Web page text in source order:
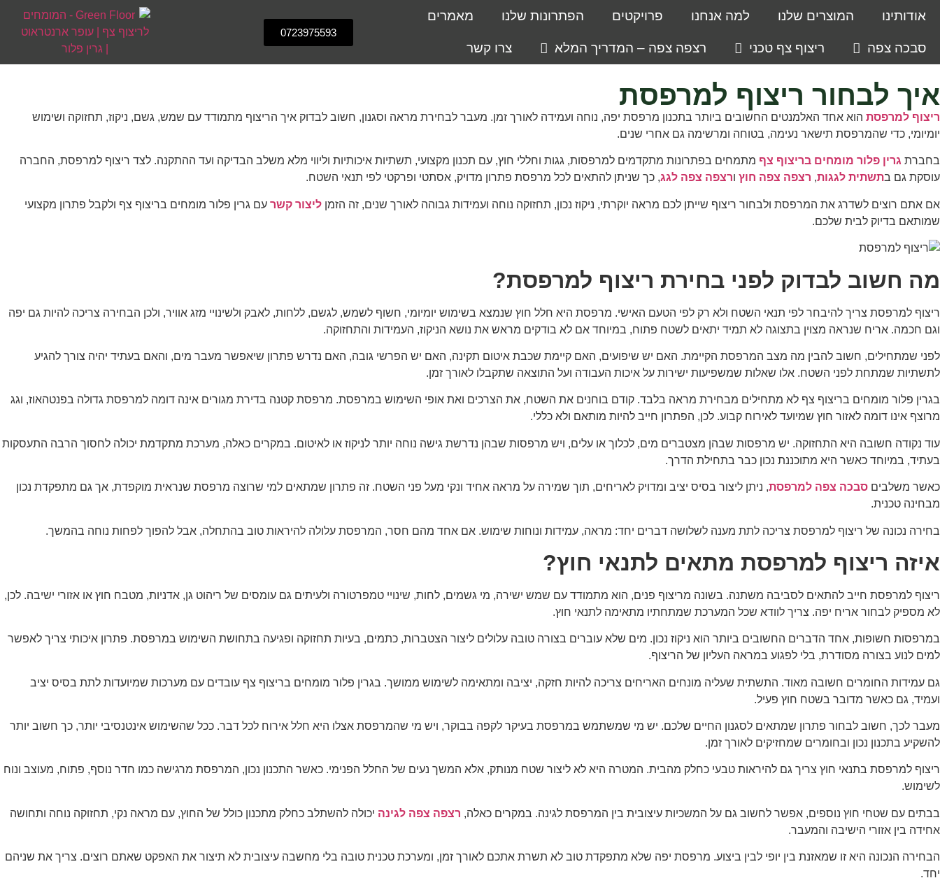
אודותינו המוצרים שלנו למה אנחנו פרויקטים הפתרונות שלנו מאמרים
סבכה צפה ריצוף צף טכני רצפה צפה – המדריך המלא צרו קשר
0723975593
איך לבחור ריצוף למרפסת
ריצוף למרפסת הוא אחד האלמנטים החשובים ביותר בתכנון מרפסת יפה, נוחה ועמידה לאורך זמן. מעבר לבחירת מראה וסגנון, חשוב לבדוק איך הריצוף מתמודד עם שמש, גשם, ניקוז, תחזוקה ושימוש
יומיומי, כדי שהמרפסת תישאר נעימה, בטוחה ומרשימה גם אחרי שנים.
בחברת גרין פלור מומחים בריצוף צף מתמחים בפתרונות מתקדמים למרפסות, גגות וחללי חוץ, עם תכנון מקצועי, תשתיות איכותיות וליווי מלא משלב הבדיקה ועד ההתקנה. לצד ריצוף למרפסת, החברה
עוסקת גם בתשתית לגגות, רצפה צפה חוץ ורצפה צפה לגג, כך שניתן להתאים לכל מרפסת פתרון מדויק, אסתטי ופרקטי לפי תנאי השטח.
אם אתם רוצים לשדרג את המרפסת ולבחור ריצוף שייתן לכם מראה יוקרתי, ניקוז נכון, תחזוקה נוחה ועמידות גבוהה לאורך שנים, זה הזמן ליצור קשר עם גרין פלור מומחים בריצוף צף ולקבל פתרון מקצועי
שמותאם בדיוק לבית שלכם.
מה חשוב לבדוק לפני בחירת ריצוף למרפסת?
ריצוף למרפסת צריך להיבחר לפי תנאי השטח ולא רק לפי הטעם האישי. מרפסת היא חלל חוץ שנמצא בשימוש יומיומי, חשוף לשמש, לגשם, ללחות, לאבק ולשינויי מזג אוויר, ולכן הבחירה צריכה להיות גם יפה
וגם חכמה. אריח שנראה מצוין בתצוגה לא תמיד יתאים לשטח פתוח, במיוחד אם לא בודקים מראש את נושא הניקוז, העמידות והתחזוקה.
לפני שמתחילים, חשוב להבין מה מצב המרפסת הקיימת. האם יש שיפועים, האם קיימת שכבת איטום תקינה, האם יש הפרשי גובה, האם נדרש פתרון שיאפשר מעבר מים, והאם בעתיד יהיה צורך להגיע
לתשתיות שמתחת לפני השטח. אלו שאלות שמשפיעות ישירות על איכות העבודה ועל התוצאה שתקבלו לאורך זמן.
בגרין פלור מומחים בריצוף צף לא מתחילים מבחירת מראה בלבד. קודם בוחנים את השטח, את הצרכים ואת אופי השימוש במרפסת. מרפסת קטנה בדירת מגורים אינה דומה למרפסת גדולה בפנטהאוז, וגג
מרוצף אינו דומה לאזור חוץ שמיועד לאירוח קבוע. לכן, הפתרון חייב להיות מותאם ולא כללי.
עוד נקודה חשובה היא התחזוקה. יש מרפסות שבהן מצטברים מים, לכלוך או עלים, ויש מרפסות שבהן נדרשת גישה נוחה יותר לניקוז או לאיטום. במקרים כאלה, מערכת מתקדמת יכולה לחסוך הרבה התעסקות
בעתיד, במיוחד כאשר היא מתוכננת נכון כבר בתחילת הדרך.
כאשר משלבים סבכה צפה למרפסת, ניתן ליצור בסיס יציב ומדויק לאריחים, תוך שמירה על מראה אחיד ונקי מעל פני השטח. זה פתרון שמתאים למי שרוצה מרפסת שנראית מוקפדת, אך גם מתפקדת נכון
מבחינה טכנית.
בחירה נכונה של ריצוף למרפסת צריכה לתת מענה לשלושה דברים יחד: מראה, עמידות ונוחות שימוש. אם אחד מהם חסר, המרפסת עלולה להיראות טוב בהתחלה, אבל להפוך לפחות נוחה בהמשך.
איזה ריצוף למרפסת מתאים לתנאי חוץ?
ריצוף למרפסת חייב להתאים לסביבה משתנה. בשונה מריצוף פנים, הוא מתמודד עם שמש ישירה, מי גשמים, לחות, שינויי טמפרטורה ולעיתים גם עומסים של ריהוט גן, אדניות, מטבח חוץ או אזורי ישיבה. לכן,
לא מספיק לבחור אריח יפה. צריך לוודא שכל המערכת שמתחתיו מתאימה לתנאי חוץ.
במרפסות חשופות, אחד הדברים החשובים ביותר הוא ניקוז נכון. מים שלא עוברים בצורה טובה עלולים ליצור הצטברות, כתמים, בעיות תחזוקה ופגיעה בתחושת השימוש במרפסת. פתרון איכותי צריך לאפשר
למים לנוע בצורה מסודרת, בלי לפגוע במראה העליון של הריצוף.
גם עמידות החומרים חשובה מאוד. התשתית שעליה מונחים האריחים צריכה להיות חזקה, יציבה ומתאימה לשימוש ממושך. בגרין פלור מומחים בריצוף צף עובדים עם מערכות שמיועדות לתת בסיס יציב
ועמיד, גם כאשר מדובר בשטח חוץ פעיל.
מעבר לכך, חשוב לבחור פתרון שמתאים לסגנון החיים שלכם. יש מי שמשתמש במרפסת בעיקר לקפה בבוקר, ויש מי שהמרפסת אצלו היא חלל אירוח לכל דבר. ככל שהשימוש אינטנסיבי יותר, כך חשוב יותר
להשקיע בתכנון נכון ובחומרים שמחזיקים לאורך זמן.
ריצוף למרפסת בתנאי חוץ צריך גם להיראות טבעי כחלק מהבית. המטרה היא לא ליצור שטח מנותק, אלא המשך נעים של החלל הפנימי. כאשר התכנון נכון, המרפסת מרגישה כמו חדר נוסף, פתוח, מעוצב ונוח
לשימוש.
בבתים עם שטחי חוץ נוספים, אפשר לחשוב גם על המשכיות עיצובית בין המרפסת לגינה. במקרים כאלה, רצפה צפה לגינה יכולה להשתלב כחלק מתכנון כולל של החוץ, עם מראה נקי, תחזוקה נוחה ותחושה
אחידה בין אזורי הישיבה והמעבר.
הבחירה הנכונה היא זו שמאזנת בין יופי לבין ביצוע. מרפסת יפה שלא מתפקדת טוב לא תשרת אתכם לאורך זמן, ומערכת טכנית טובה בלי מחשבה עיצובית לא תיצור את האפקט שאתם רוצים. צריך את שניהם
יחד.